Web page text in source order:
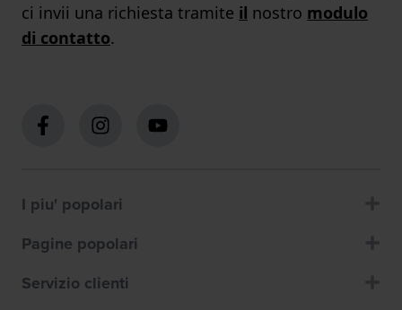
ci invii una richiesta tramite il nostro modulo
di contatto.
I piu' popolari
Pagine popolari
Servizio clienti